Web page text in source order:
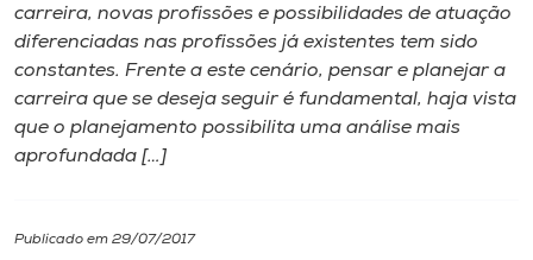
A
Internacionalização
carreira, novas profissões e possibilidades de atuação
diferenciadas nas profissões já existentes tem sido
constantes. Frente a este cenário, pensar e planejar a
carreira que se deseja seguir é fundamental, haja vista
que o planejamento possibilita uma análise mais
aprofundada […]
Publicado em 29/07/2017